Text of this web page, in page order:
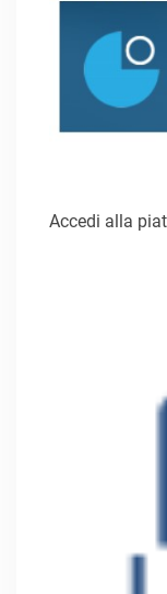
Accedi alla